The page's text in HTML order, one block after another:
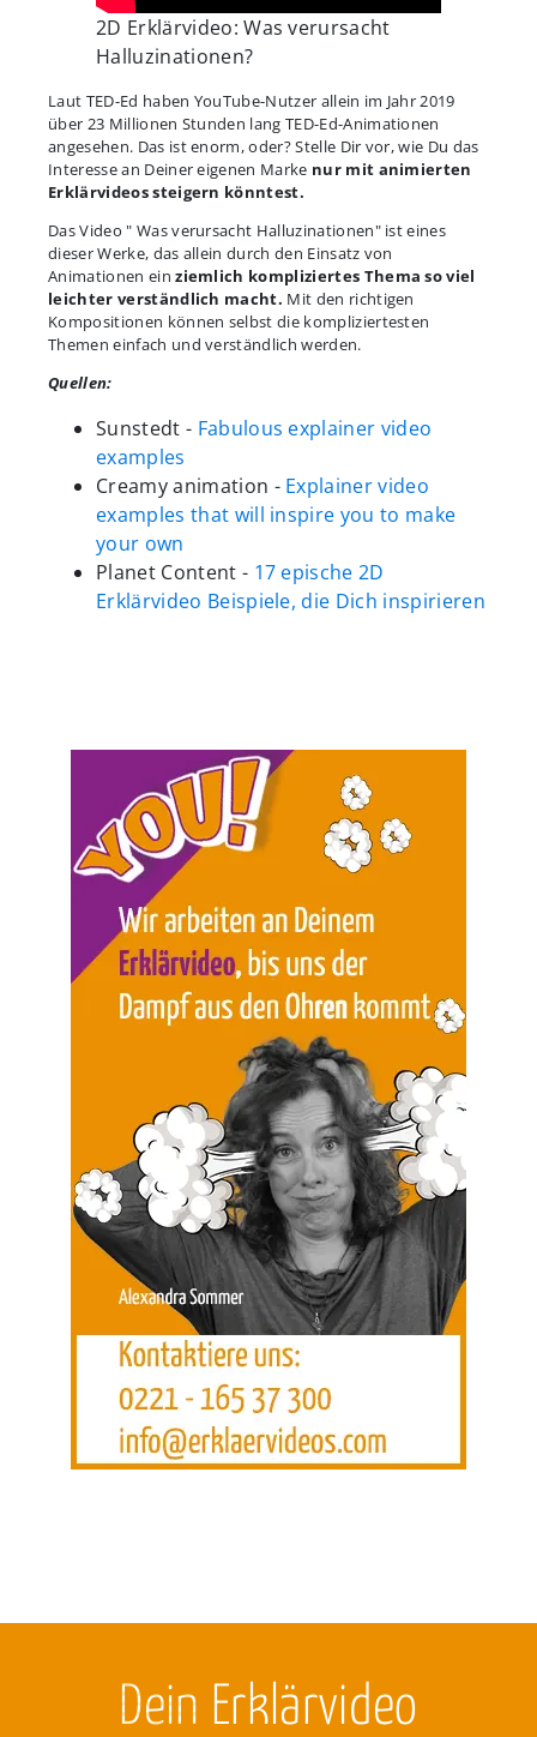
2D Erklärvideo: Was verursacht
Halluzinationen?
Laut TED-Ed haben YouTube-Nutzer allein im Jahr 2019
über 23 Millionen Stunden lang TED-Ed-Animationen
angesehen. Das ist enorm, oder? Stelle Dir vor, wie Du das
Interesse an Deiner eigenen Marke nur mit animierten
Erklärvideos steigern könntest.
Das Video " Was verursacht Halluzinationen" ist eines
dieser Werke, das allein durch den Einsatz von
Animationen einziemlich kompliziertes Thema so viel
leichter verständlich macht. Mit den richtigen
Kompositionen können selbst die kompliziertesten
Themen einfach und verständlich werden.
Quellen:
Sunstedt - Fabulous explainer video
examples
Creamy animation - Explainer video
examples that will inspire you to make
your own
Planet Content - 17 epische 2D
Erklärvideo Beispiele, die Dich inspirieren
Dein Erklärvideo